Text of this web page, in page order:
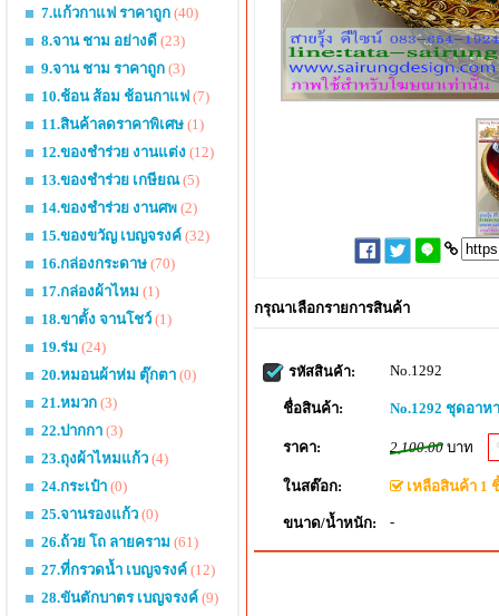
7.แก้วกาแฟ ราคาถูก (40)
8.จาน ชาม อย่างดี (23)
9.จาน ชาม ราคาถูก (3)
10.ช้อน ส้อม ช้อนกาแฟ (7)
11.สินค้าลดราคาพิเศษ (1)
12.ของชำร่วย งานแต่ง (12)
13.ของชำร่วย เกษียณ(5)
14.ของชำร่วย งานศพ (2)
15.ของขวัญ เบญจรงค์ (32)
16.กล่องกระดาษ (70)
17.กล่องผ้าไหม (1)
18.ขาตั้ง จานโชว์ (1)
19.ร่ม (24)
20.หมอนผ้าห่ม ตุ๊กตา (0)
21.หมวก (3)
22.ปากกา (3)
23.ถุงผ้าไหมแก้ว (4)
24.กระเป๋า (0)
25.จานรองแก้ว (0)
26.ถ้วย โถ ลายคราม (61)
27.ที่กรวดน้ำ เบญจรงค์ (12)
28.ขันตักบาตร เบญจรงค์ (9)
กรุณาเลือกรายการสินค้า
รหัสสินค้า: No.1292
ชื่อสินค้า: No.1292 ชุดอา
ราคา: 2,100.00 บาท
ในสต๊อก: เหลือสินค้า 1
ขนาด/น้ำหนัก: -